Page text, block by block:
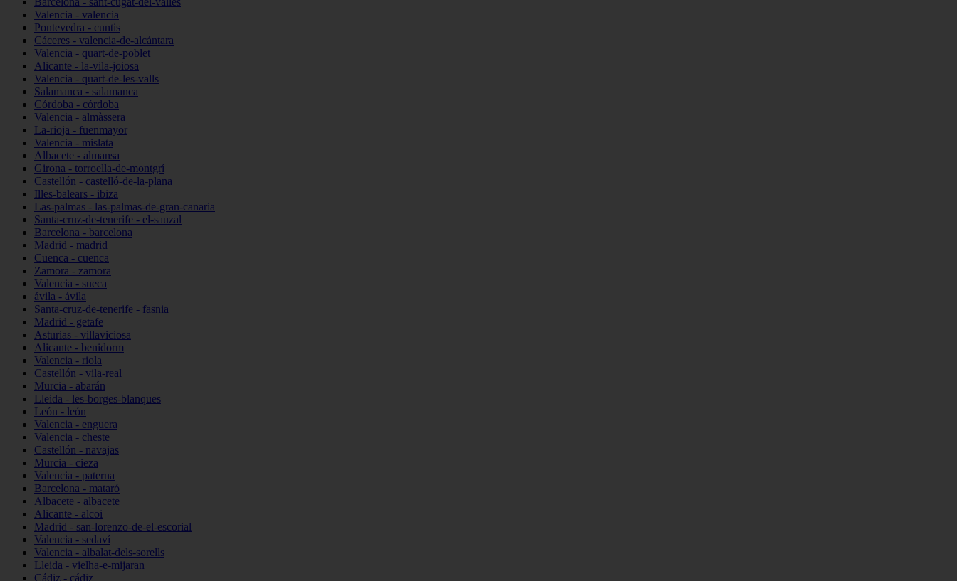
Valencia - valencia
Pontevedra - cuntis
Cáceres - valencia-de-alcántara
Valencia - quart-de-poblet
Alicante - la-vila-joiosa
Valencia - quart-de-les-valls
Salamanca - salamanca
Córdoba - córdoba
Valencia - almàssera
La-rioja - fuenmayor
Valencia - mislata
Albacete - almansa
Girona - torroella-de-montgrí
Castellón - castelló-de-la-plana
Illes-balears - ibiza
Las-palmas - las-palmas-de-gran-canaria
Santa-cruz-de-tenerife - el-sauzal
Barcelona - barcelona
Madrid - madrid
Cuenca - cuenca
Zamora - zamora
Valencia - sueca
ávila - ávila
Santa-cruz-de-tenerife - fasnia
Madrid - getafe
Asturias - villaviciosa
Alicante - benidorm
Valencia - riola
Castellón - vila-real
Murcia - abarán
Lleida - les-borges-blanques
León - león
Valencia - enguera
Valencia - cheste
Castellón - navajas
Murcia - cieza
Valencia - paterna
Barcelona - mataró
Albacete - albacete
Alicante - alcoi
Madrid - san-lorenzo-de-el-escorial
Valencia - sedaví
Valencia - albalat-dels-sorells
Lleida - vielha-e-mijaran
Cádiz - cádiz